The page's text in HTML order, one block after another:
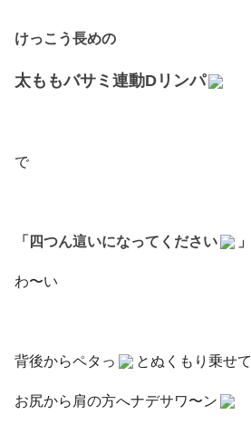
けっこう長めの
太ももバサミ連動Dリンパ
で
「四つん這いになってください 」
わ〜い
背後からペタっ とぬくもり乗せて
お尻から肩の方へナデサワ〜ン